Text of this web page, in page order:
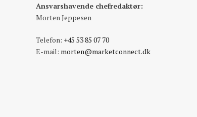
Ansvarshavende chefredaktør:
Morten Jeppesen
Telefon: +45 53 85 07 70
E-mail: morten@marketconnect.dk